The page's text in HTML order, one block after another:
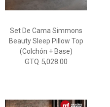
Set De Cama Simmons
Beauty Sleep Pillow Top
(Colchón + Base)
GTQ 5,028.00